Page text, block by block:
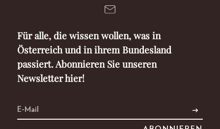
Für alle, die wissen wollen, was in
Österreich und in ihrem Bundesland
passiert. Abonnieren Sie unseren
Newsletter hier!